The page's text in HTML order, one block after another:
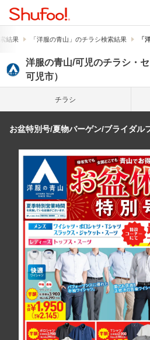
結果 「洋服の青山」のチラシ検索結果 「
洋服の青山/可児のチラシ・
可児市）
チラシ
お盆特別号/夏物バーゲン/ブライダル